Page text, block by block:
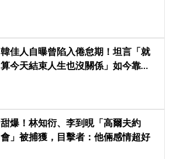
韓佳人自曝曾陷入倦怠期！坦言「就
算今天結束人生也沒關係」如今靠
甜爆！林知衍、李到晛「高爾夫約
會」被捕獲，目擊者：他倆感情超好